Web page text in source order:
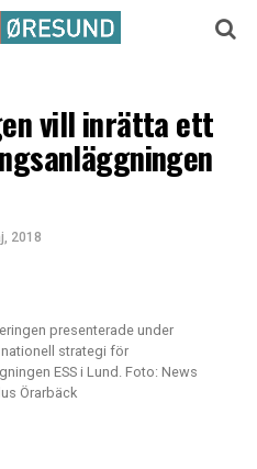
vill inrätta ett
2018
presenterade under
strategi för
ESS i Lund. Foto: News
Örarbäck